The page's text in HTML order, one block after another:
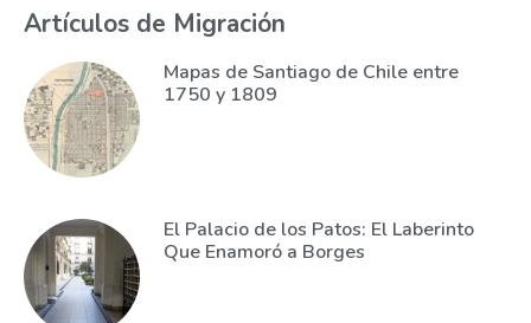
Artículos de Migración
Mapas de Santiago de Chile entre
1750 y 1809
El Palacio de los Patos: El Laberinto
Que Enamoró a Borges